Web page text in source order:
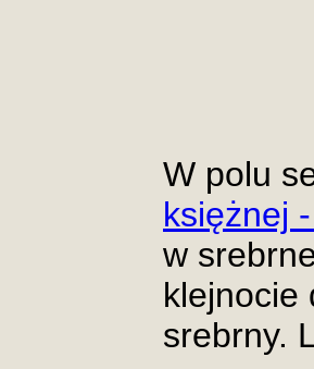
W polu
księżnej
w
klejnocie
srebrny.